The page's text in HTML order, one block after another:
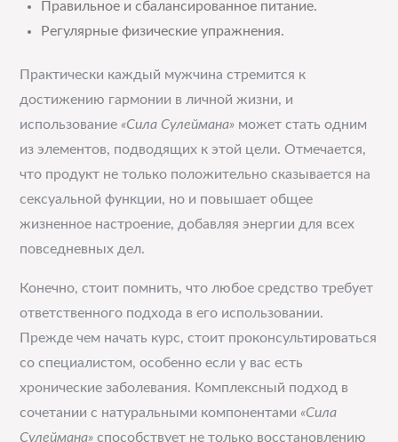
Правильное и сбалансированное питание.
Регулярные физические упражнения.
Практически каждый мужчина стремится к
достижению гармонии в личной жизни, и
использование «Сила Сулеймана» может стать одним
из элементов, подводящих к этой цели. Отмечается,
что продукт не только положительно сказывается на
сексуальной функции, но и повышает общее
жизненное настроение, добавляя энергии для всех
повседневных дел.
Конечно, стоит помнить, что любое средство требует
ответственного подхода в его использовании.
Прежде чем начать курс, стоит проконсультироваться
со специалистом, особенно если у вас есть
хронические заболевания. Комплексный подход в
сочетании с натуральными компонентами «Сила
Сулеймана» способствует не только восстановлению